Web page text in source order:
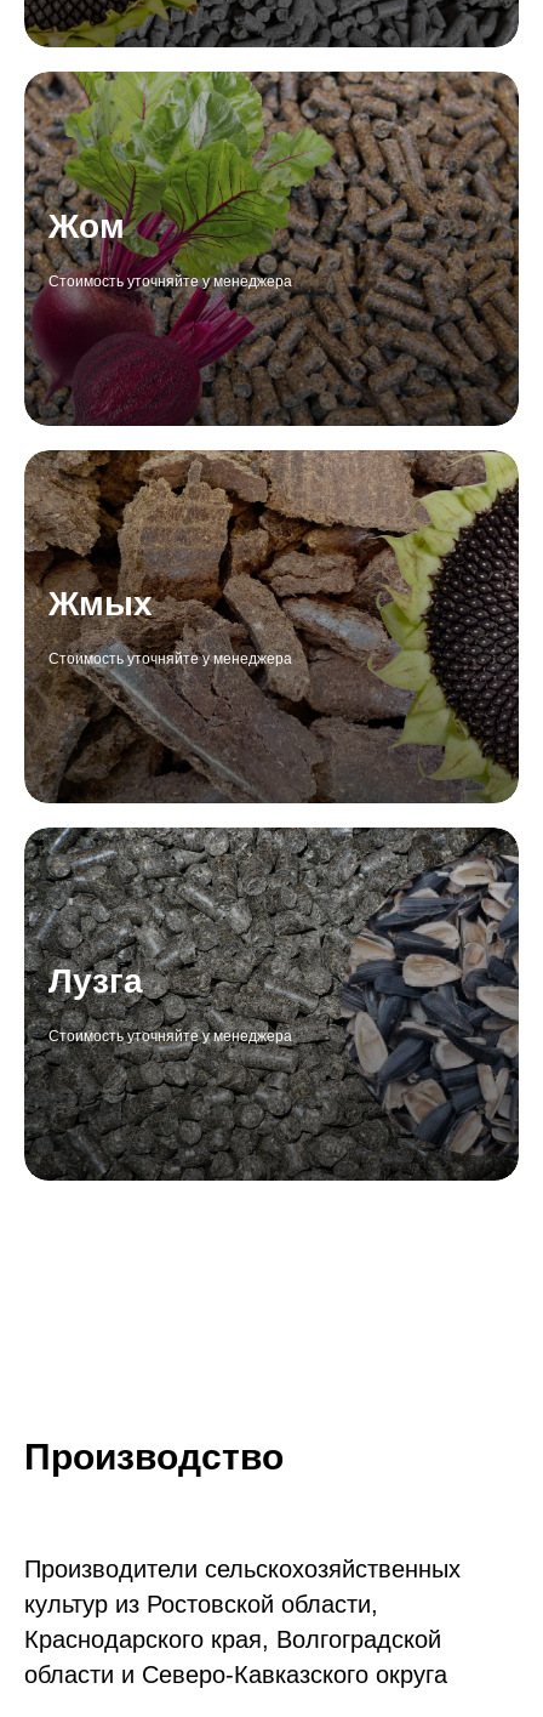
Жом
Стоимость уточняйте у менеджера
Жмых
Стоимость уточняйте у менеджера
Лузга
Стоимость уточняйте у менеджера
Производство
Производители сельскохозяйственных
культур из Ростовской области,
Краснодарского края, Волгоградской
области и Северо-Кавказского округа